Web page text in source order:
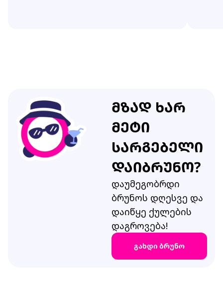
მზად ხარ
მეტი
სარგებელი
დაიბრუნო?
დაუმეგობრდი
ბრუნოს დღესვე და
დაიწყე ქულების
დაგროვება!
გახდი ბრუნო